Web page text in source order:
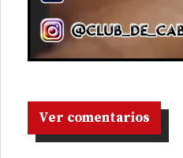
Ver comentarios